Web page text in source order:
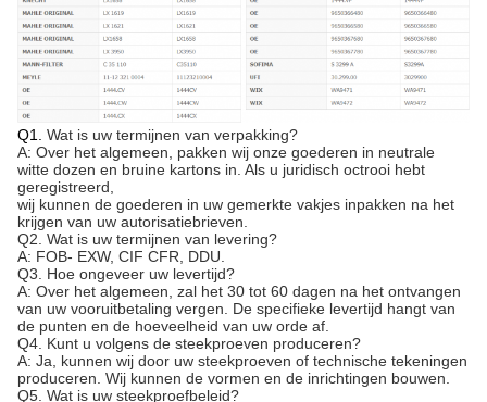
Q1. Wat is uw termijnen van verpakking?
A: Over het algemeen, pakken wij onze goederen in neutrale
witte dozen en bruine kartons in. Als u juridisch octrooi hebt
geregistreerd,
wij kunnen de goederen in uw gemerkte vakjes inpakken na het
krijgen van uw autorisatiebrieven.
Q2. Wat is uw termijnen van levering?
A: FOB- EXW, CIF CFR, DDU.
Q3. Hoe ongeveer uw levertijd?
A: Over het algemeen, zal het 30 tot 60 dagen na het ontvangen
van uw vooruitbetaling vergen. De specifieke levertijd hangt van
de punten en de hoeveelheid van uw orde af.
Q4. Kunt u volgens de steekproeven produceren?
A: Ja, kunnen wij door uw steekproeven of technische tekeningen
produceren. Wij kunnen de vormen en de inrichtingen bouwen.
Q5. Wat is uw steekproefbeleid?